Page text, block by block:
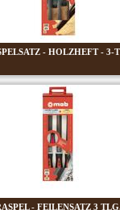
- HOLZHEFT - 3-
- FEILENSATZ 3